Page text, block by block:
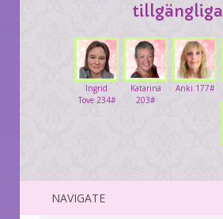
tillgängliga
Anki 177#
Katarina
203#
Ingrid
Tove 234#
NAVIGATE